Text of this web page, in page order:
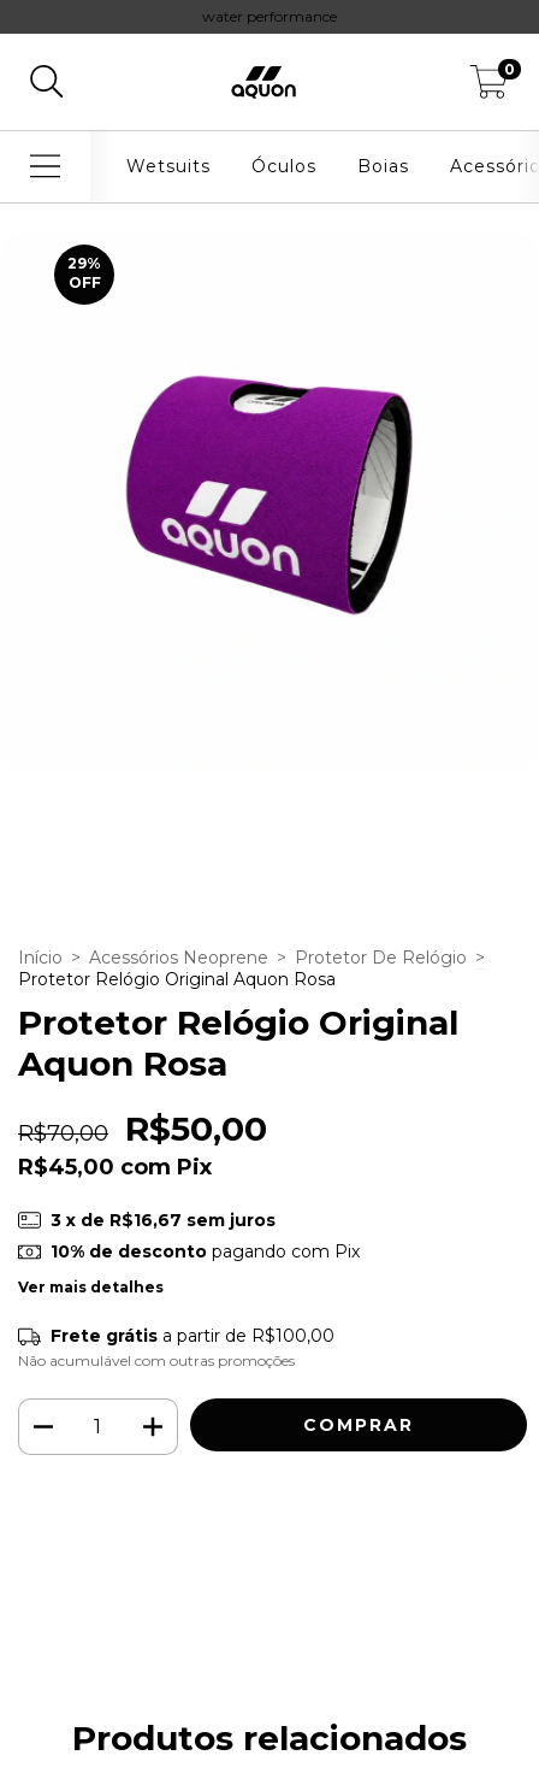
water performance
0
Wetsuits Óculos Boias
29%
OFF
Início > Acessórios Neoprene > Protetor De Relógio >
Protetor Relógio Original Aquon Rosa
Protetor Relógio Original
Aquon Rosa
R$70,00 R$50,00
R$45,00 com Pix
3 x de R$16,67 sem juros
10% de descontopagando com Pix
Ver mais detalhes
Frete grátis a partir de R$100,00
Não acumulável com outras promoções
Produtos relacionados